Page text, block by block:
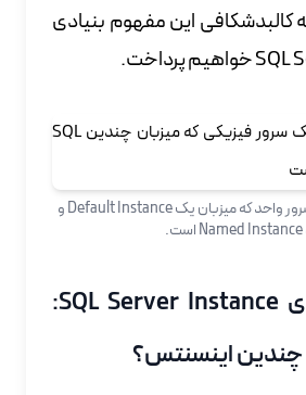
کالبدشکافی این مفهوم بنیادی
نمای شماتیک از یک سرور واحد که میزبان یک Default Instance و
فلسفه وجودی SQL Server Instance:
چندین اینسنتس؟